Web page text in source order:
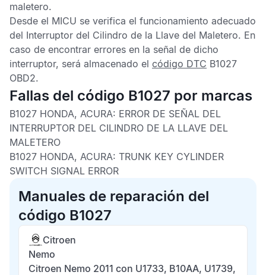
maletero.
Desde el MICU se verifica el funcionamiento adecuado
del Interruptor del Cilindro de la Llave del Maletero. En
caso de encontrar errores en la señal de dicho
interruptor, será almacenado el código DTC B1027
OBD2.
Fallas del código B1027 por marcas
B1027 HONDA, ACURA: ERROR DE SEÑAL DEL
INTERRUPTOR DEL CILINDRO DE LA LLAVE DEL
MALETERO
B1027 HONDA, ACURA: TRUNK KEY CYLINDER
SWITCH SIGNAL ERROR
Manuales de reparación del
código B1027
Citroen
Nemo
Citroen Nemo 2011 con U1733, B10AA, U1739,